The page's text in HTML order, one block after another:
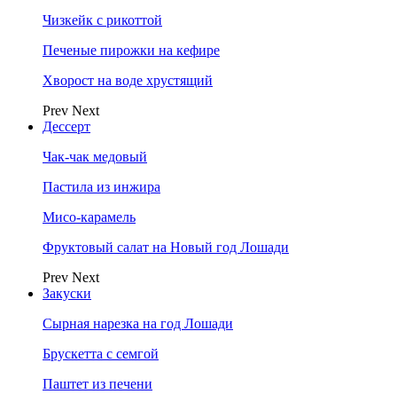
Чизкейк с рикоттой
Печеные пирожки на кефире
Хворост на воде хрустящий
Prev Next
Дессерт
Чак-чак медовый
Пастила из инжира
Мисо-карамель
Фруктовый салат на Новый год Лошади
Prev Next
Закуски
Сырная нарезка на год Лошади
Брускетта с семгой
Паштет из печени